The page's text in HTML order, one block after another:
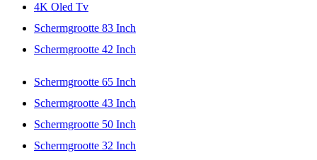
4K Oled Tv
Schermgrootte 83 Inch
Schermgrootte 42 Inch
Schermgrootte 65 Inch
Schermgrootte 43 Inch
Schermgrootte 50 Inch
Schermgrootte 32 Inch